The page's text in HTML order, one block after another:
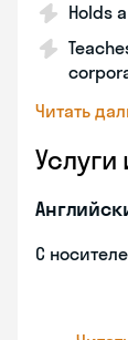
Holds
Читать
С